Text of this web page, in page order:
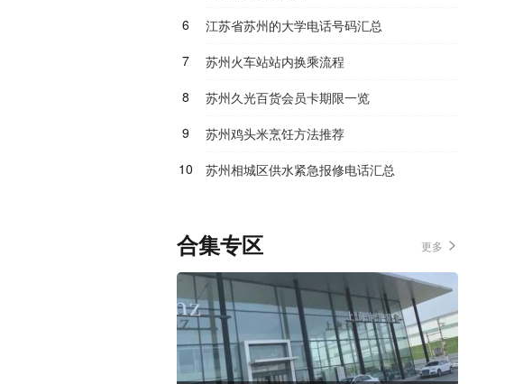
6
江苏省苏州的大学电话号码汇总
7
苏州火车站站内换乘流程
8
苏州久光百货会员卡期限一览
9
苏州鸡头米烹饪方法推荐
10
苏州相城区供水紧急报修电话汇总
合集专区 更多